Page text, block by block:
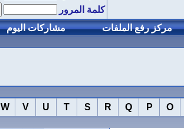
كلمة المرور
مركز رفع الملفات
مشاركات اليوم
O
P
Q
R
S
T
U
V
W